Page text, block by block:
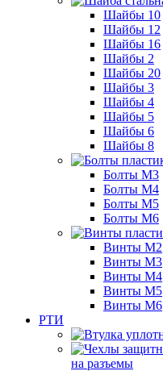
Шайбы 10
Шайбы 12
Шайбы 16
Шайбы 2
Шайбы 20
Шайбы 3
Шайбы 4
Шайбы 5
Шайбы 6
Шайбы 8
Болты М3
Болты М4
Болты М5
Болты М6
Винты М2
Винты М3
Винты М4
Винты М5
Винты М6
РТИ
на разъемы